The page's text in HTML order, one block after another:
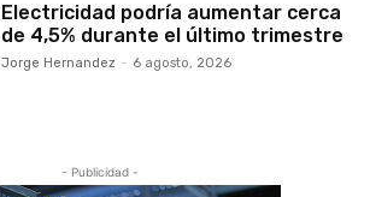
Electricidad podría aumentar cerca
de 4,5% durante el último trimestre
Jorge Hernandez - 6 agosto, 2026
- Publicidad -